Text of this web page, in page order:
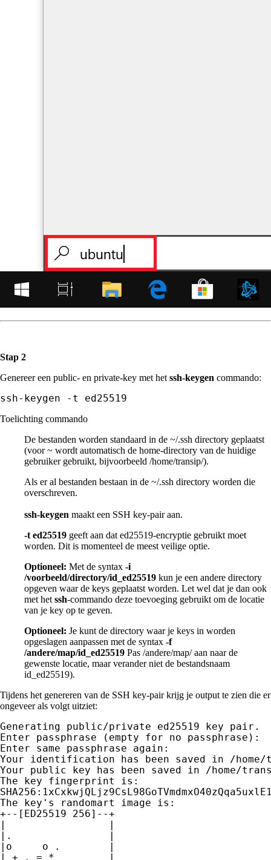
Stap 2
Genereer een public- en private-key met het ssh-keygen commando:
ssh-keygen -t ed25519
Toelichting commando
De bestanden worden standaard in de ~/.ssh directory geplaatst
(voor ~ wordt automatisch de home-directory van de huidige
gebruiker gebruikt, bijvoorbeeld /home/transip/).
Als er al bestanden bestaan in de ~/.ssh directory worden die
overschreven.
ssh-keygen maakt een SSH key-pair aan.
-t ed25519 geeft aan dat ed25519-encryptie gebruikt moet
worden. Dit is momenteel de meest veilige optie.
Optioneel: Met de syntax -i
/voorbeeld/directory/id_ed25519 kun je een andere directory
opgeven waar de keys geplaatst worden. Let wel dat je dan ook
met het ssh-commando deze toevoeging gebruikt om de locatie
van je key op te geven.
Optioneel: Je kunt de directory waar je keys in worden
opgeslagen aanpassen met de syntax -f
/andere/map/id_ed25519 Pas /andere/map/ aan naar de
gewenste locatie, maar verander niet de bestandsnaam
id_ed25519).
Tijdens het genereren van de SSH key-pair krijg je output te zien die er
ongeveer als volgt uitziet:
Generating public/private ed25519 key pair.
Enter passphrase (empty for no passphrase):
Enter same passphrase again:
Your identification has been saved in /home/
Your public key has been saved in /home/
The key fingerprint is:
The key's randomart image is:
+--[ED25519 256]--+
|                 |
|.                |
|o     o .        |
| + . = *         |